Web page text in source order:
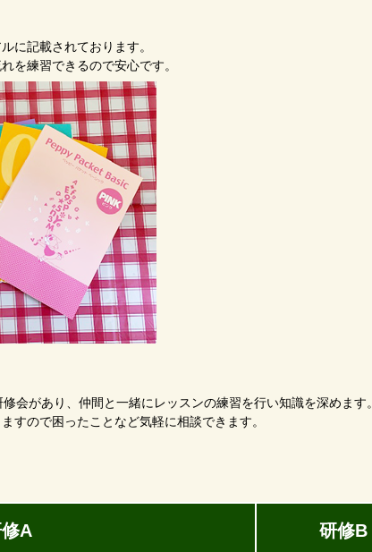
に記載されております。
を練習できるので安心です。
会があり、仲間と一緒にレッスンの練習を行い知識を深めます
すので困ったことなど気軽に相談できます。
A 研修B